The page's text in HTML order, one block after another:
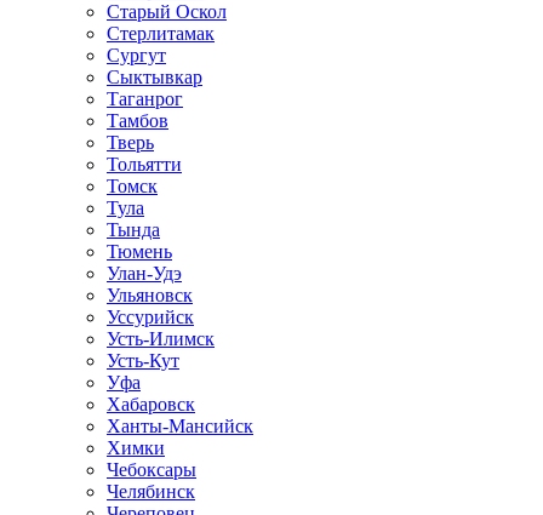
Старый Оскол
Стерлитамак
Сургут
Сыктывкар
Таганрог
Тамбов
Тверь
Тольятти
Томск
Тула
Тында
Тюмень
Улан-Удэ
Ульяновск
Уссурийск
Усть-Илимск
Усть-Кут
Уфа
Хабаровск
Ханты-Мансийск
Химки
Чебоксары
Челябинск